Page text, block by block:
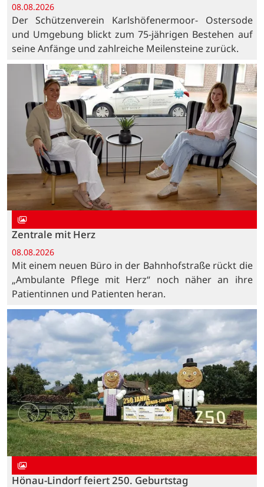
08.08.2026
Der Schützenverein Karlshöfenermoor- Ostersode
und Umgebung blickt zum 75-jährigen Bestehen auf
seine Anfänge und zahlreiche Meilensteine zurück.
Zentrale mit Herz
08.08.2026
Mit einem neuen Büro in der Bahnhofstraße rückt die
„Ambulante Pflege mit Herz“ noch näher an ihre
Patientinnen und Patienten heran.
Hönau-Lindorf feiert 250. Geburtstag